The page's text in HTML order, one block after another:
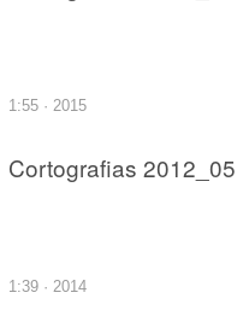
1:55 · 2015
Cortografias 2012_05
1:39 · 2014